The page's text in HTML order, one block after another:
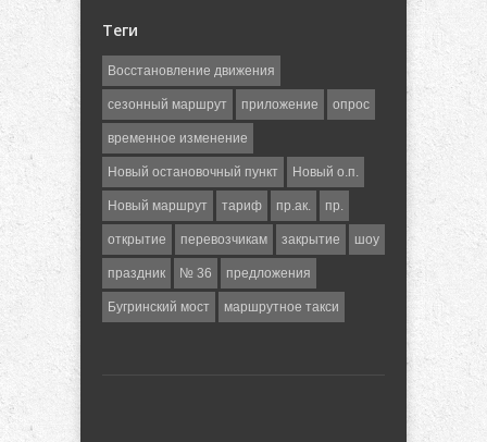
Теги
Восстановление движения
сезонный маршрут приложение опрос
временное изменение
Новый остановочный пункт Новый о.п.
Новый маршрут тариф пр.ак. пр.
открытие перевозчикам закрытие шоу
праздник № 36 предложения
Бугринский мост маршрутное такси